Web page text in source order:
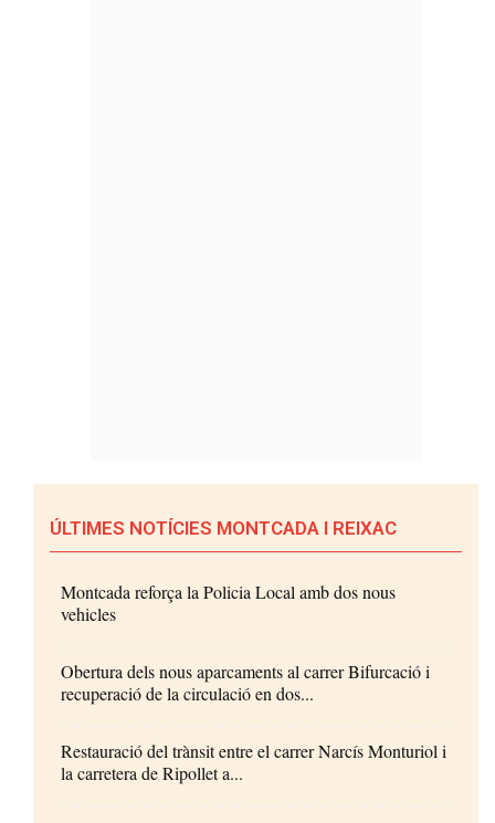
ÚLTIMES NOTÍCIES MONTCADA I REIXAC
Montcada reforça la Policia Local amb dos nous
vehicles
Obertura dels nous aparcaments al carrer Bifurcació i
recuperació de la circulació en dos...
Restauració del trànsit entre el carrer Narcís Monturiol i
la carretera de Ripollet a...